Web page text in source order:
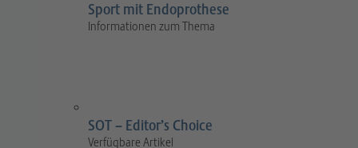
Sport mit Endoprothese
Informationen zum Thema
SOT – Editor’s Choice
Verfügbare Artikel